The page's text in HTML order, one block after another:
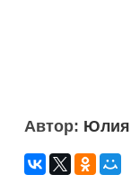
Автор: Юлия